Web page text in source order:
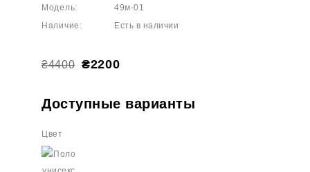
Модель:
49м-01
Наличие:
Есть в наличии
₴4400 ₴2200
Доступные варианты
Цвет